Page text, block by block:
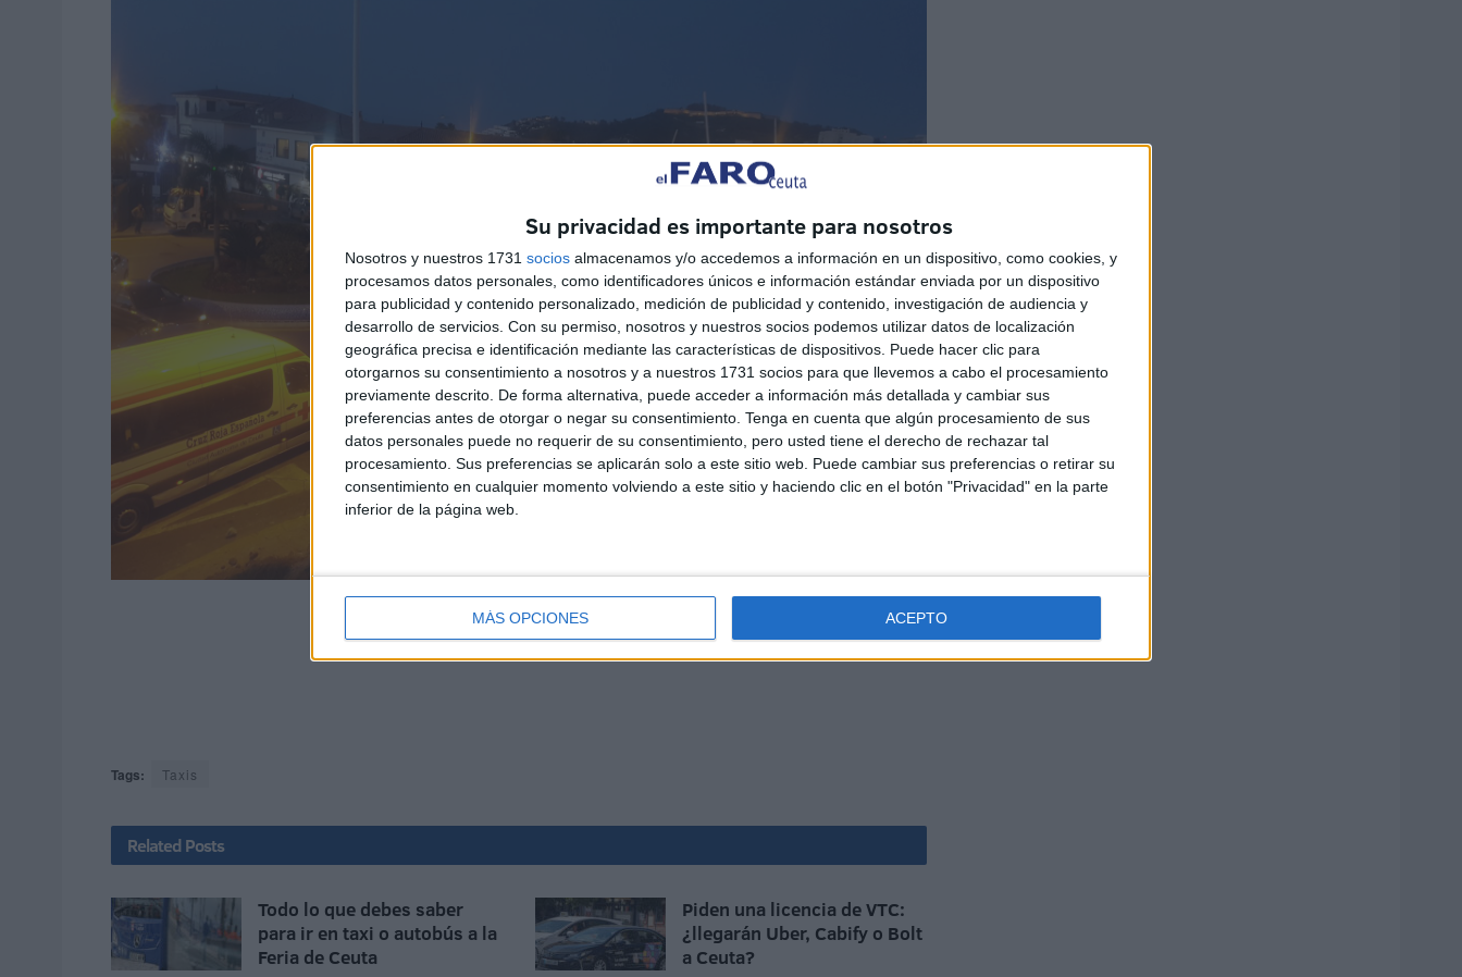
Su privacidad es importante para nosotros
Nosotros y nuestros 1731 socios almacenamos y/o accedemos a información en un dispositivo, como cookies, y
procesamos datos personales, como identificadores únicos e información estándar enviada por un dispositivo
para publicidad y contenido personalizado, medición de publicidad y contenido, investigación de audiencia y
desarrollo de servicios. Con su permiso, nosotros y nuestros socios podemos utilizar datos de localización
geográfica precisa e identificación mediante las características de dispositivos. Puede hacer clic para
otorgarnos su consentimiento a nosotros y a nuestros 1731 socios para que llevemos a cabo el procesamiento
previamente descrito. De forma alternativa, puede acceder a información más detallada y cambiar sus
preferencias antes de otorgar o negar su consentimiento. Tenga en cuenta que algún procesamiento de sus
datos personales puede no requerir de su consentimiento, pero usted tiene el derecho de rechazar tal
procesamiento. Sus preferencias se aplicarán solo a este sitio web. Puede cambiar sus preferencias o retirar su
consentimiento en cualquier momento volviendo a este sitio y haciendo clic en el botón "Privacidad" en la parte
inferior de la página web.
MÁS OPCIONES ACEPTO
Tags: Taxis
Related Posts
Todo lo que debes saber
para ir en taxi o autobús a la
Feria de Ceuta
Piden una licencia de VTC:
¿llegarán Uber, Cabify o Bolt
a Ceuta?